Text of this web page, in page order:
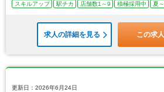
スキルアップ
駅チカ 店舗数1～9 積極採用中 夏
求人の詳細を見る この求
更新日：2026年6月24日